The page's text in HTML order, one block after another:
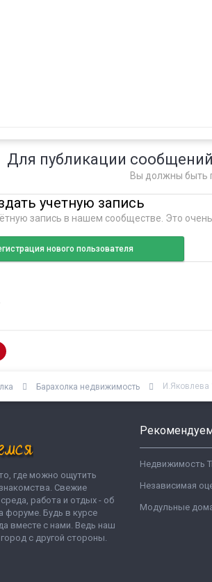
Для публикации
Вы должны быть
учетную запись
запись в нашем сообществе. Это
нового пользователя
Барахолка недвижимость И.Яковлева
где можно ощутить
Свежие
работа и отдых - об
форуме. Будь в курсе
вместе с нами. Ведь наш
с другой стороны.
Недвижимость
Независимая
Модульные